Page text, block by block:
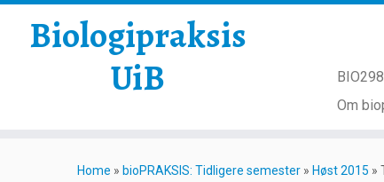
Biologipraksis
UiB
Om
Home » bioPRAKSIS: Tidligere semester » Høst 2015 »